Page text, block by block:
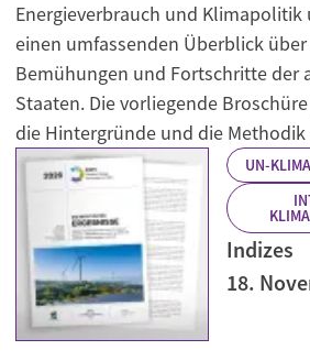
Energieverbrauch und
einen umfassenden Überblick
Bemühungen und Fortschritte der
Staaten. Die vorliegende
die Hintergründe und die Methodik
UN-
Indizes
18.